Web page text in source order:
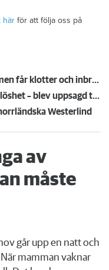
här för att följa oss på
Hyresgästerna betalar för trygghet men får klotter och inbrott: Så bemöter värden kritiken
Johnny ville rädda sin bror från hemlöshet – blev uppsagd tre gånger: "Känns som en häxjakt"
Westerlind
av
måste
går upp en natt och
mamman vaknar